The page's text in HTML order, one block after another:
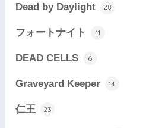
Dead by Daylight 28
フォートナイト 11
DEAD CELLS 6
Graveyard Keeper 14
仁王 23